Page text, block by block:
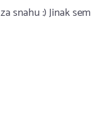
snahu :) Jinak